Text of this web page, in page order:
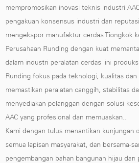
mempromosikan inovasi teknis industri
pengakuan konsensus industri dan
mengekspor manufaktur cerdas Tiongkok
Perusahaan Runding dengan kuat
dalam industri peralatan cerdas lini
Runding fokus pada teknologi, kualitas
memastikan peralatan canggih, stabilitas
menyediakan pelanggan dengan solusi
AAC yang profesional dan memuaskan..
Kami dengan tulus menantikan kunjungan
semua lapisan masyarakat, dan bersama-
pengembangan bahan bangunan hijau dan